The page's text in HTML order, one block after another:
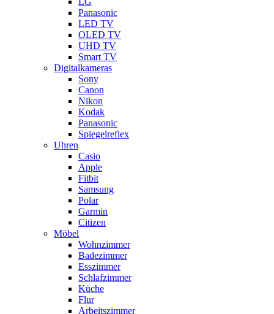
Panasonic
LED TV
OLED TV
UHD TV
Smart TV
Digitalkameras
Sony
Canon
Nikon
Kodak
Panasonic
Spiegelreflex
Uhren
Casio
Apple
Fitbit
Samsung
Polar
Garmin
Citizen
Möbel
Wohnzimmer
Badezimmer
Esszimmer
Schlafzimmer
Küche
Flur
Arbeitszimmer